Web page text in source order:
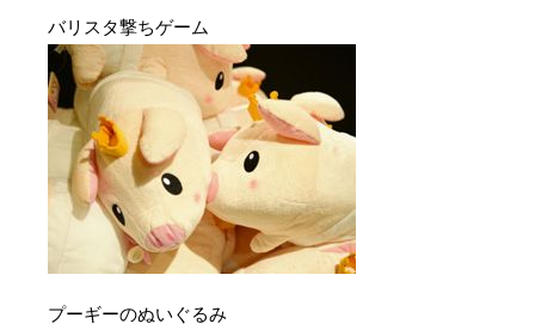
バリスタ撃ちゲーム
プーギーのぬいぐるみ